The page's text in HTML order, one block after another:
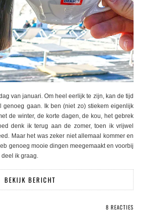
van januari. Om heel eerlijk te zijn, kan de tijd
genoeg gaan. Ik ben (niet zo) stiekem eigenlijk
de winter, de korte dagen, de kou, het gebrek
denk ik terug aan de zomer, toen ik vrijwel
Maar het was zeker niet allemaal kommer en
genoeg mooie dingen meegemaakt en voorbij
ik graag.
BEKIJK BERICHT
8 REACTIES